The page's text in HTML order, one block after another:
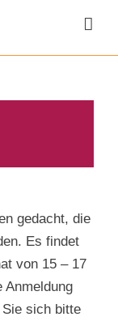
gedacht, die
Es findet
von 15 – 17
Anmeldung
sich bitte